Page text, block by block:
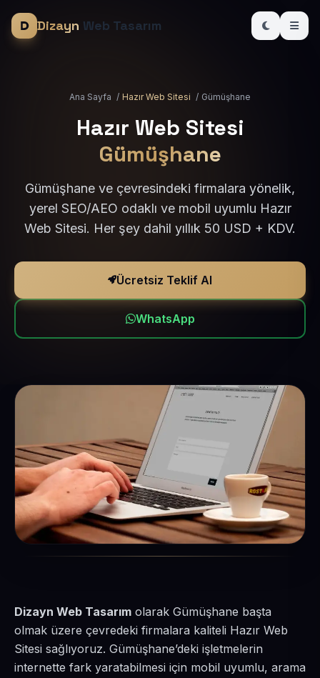
Dizayn Web Tasarım
Ana Sayfa / Hazır Web Sitesi / Gümüşhane
Hazır Web Sitesi
Gümüşhane
Gümüşhane ve çevresindeki firmalara yönelik,
yerel SEO/AEO odaklı ve mobil uyumlu Hazır
Web Sitesi. Her şey dahil yıllık 50 USD + KDV.
Ücretsiz Teklif Al
WhatsApp
Dizayn Web Tasarım olarak Gümüşhane başta
olmak üzere çevredeki firmalara kaliteli Hazır Web
Sitesi sağlıyoruz. Gümüşhane’deki işletmelerin
internette fark yaratabilmesi için mobil uyumlu, arama